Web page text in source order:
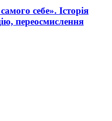
себе». Історія
переосмислення